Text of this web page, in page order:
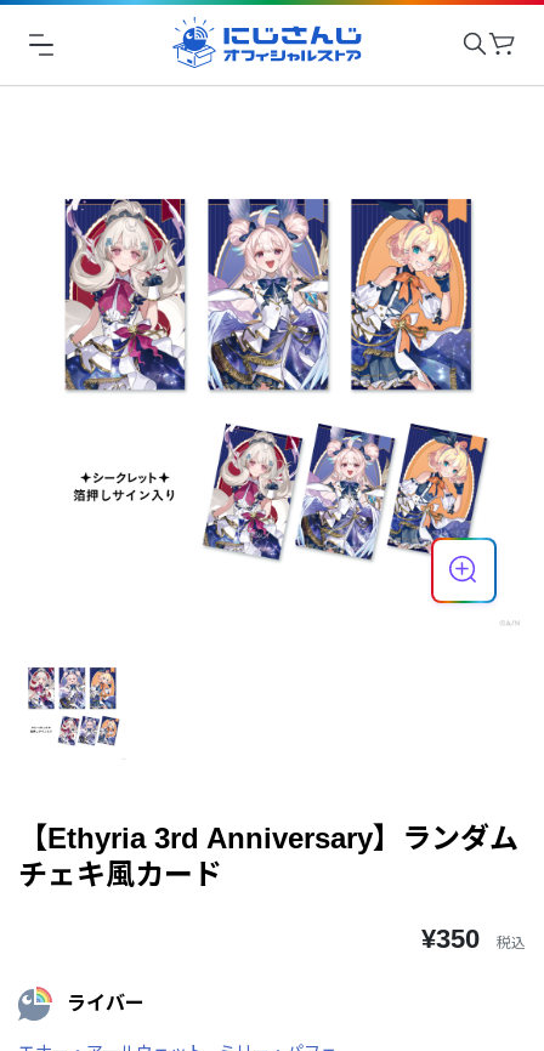
【Ethyria 3rd Anniversary】ランダム
チェキ風カード
¥350 税込
ライバー